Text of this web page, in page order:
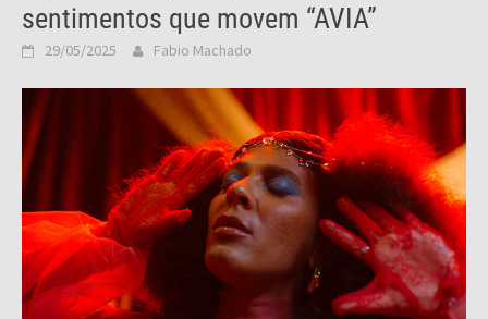
sentimentos que movem “AVIA”
29/05/2025 Fabio Machado